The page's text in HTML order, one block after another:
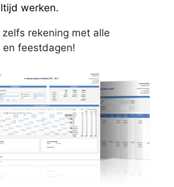
werken.
rekening met alle
feestdagen!